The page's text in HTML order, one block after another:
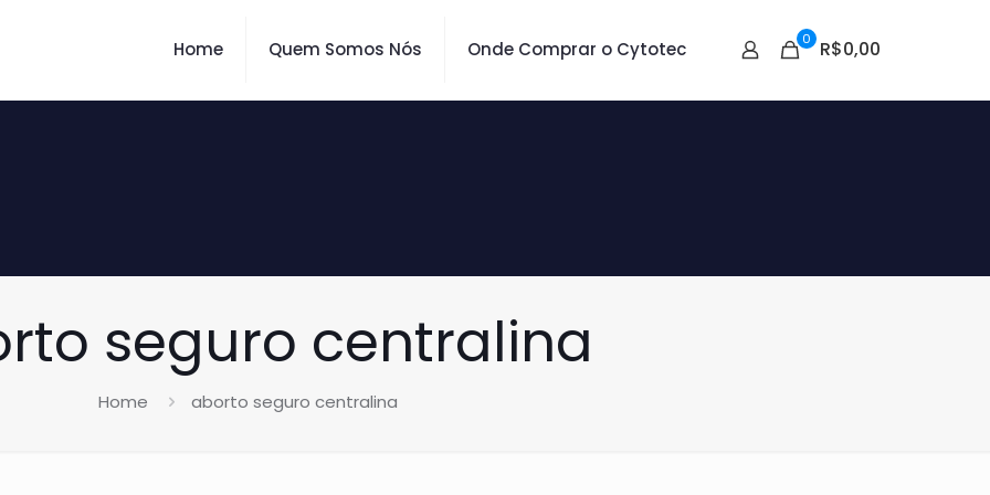
Home Quem Somos Nós Onde Comprar o Cytotec 0 R$0,00
seguro centralina
Home aborto seguro centralina